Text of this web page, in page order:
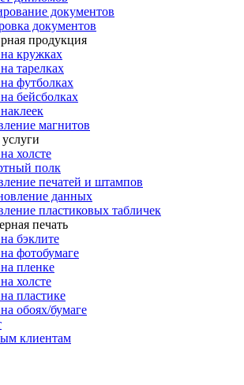
документов
документов
продукция
кружках
тарелках
футболках
бейсболках
магнитов
холсте
полк
печатей и штампов
данных
пластиковых табличек
печать
бэклите
фотобумаге
пленке
холсте
пластике
обоях/бумаге
клиентам